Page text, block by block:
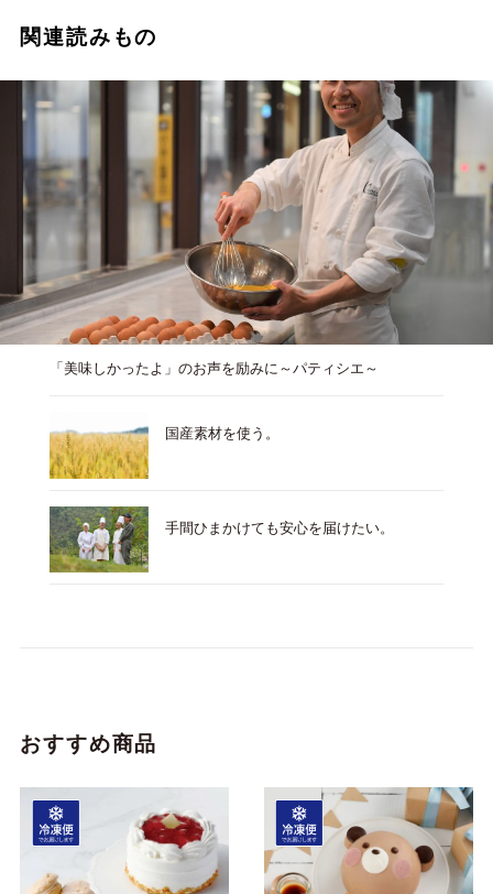
関連読みもの
「美味しかったよ」のお声を励みに～パティシエ～
国産素材を使う。
手間ひまかけても安心を届けたい。
おすすめ商品